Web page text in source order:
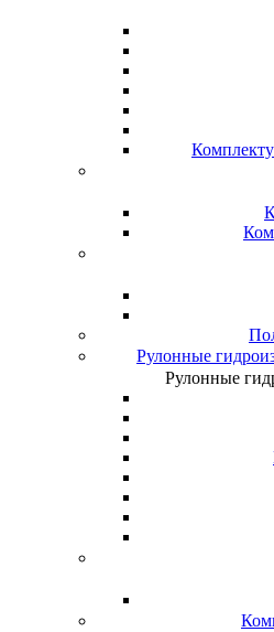
Рулонные
Рулонные